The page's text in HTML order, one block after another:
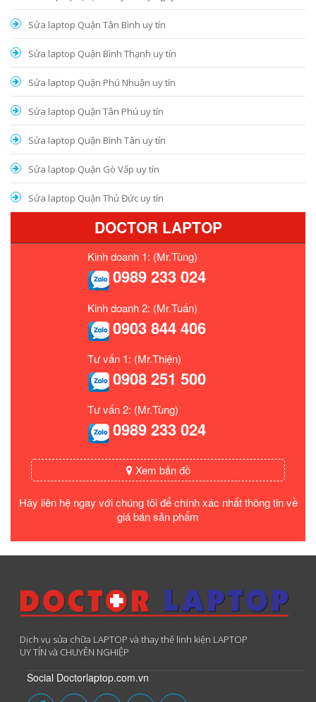
Sửa laptop Quận Tân Bình uy tín
Sửa laptop Quận Bình Thạnh uy tín
Sửa laptop Quận Phú Nhuận uy tín
Sửa laptop Quận Tân Phú uy tín
Sửa laptop Quận Bình Tân uy tín
Sửa laptop Quận Gò Vấp uy tín
Sửa laptop Quận Thủ Đức uy tín
DOCTOR LAPTOP
Kinh doanh 1: (Mr.Tùng)
0989 233 024
Kinh doanh 2: (Mr.Tuấn)
0903 844 406
Tư vấn 1: (Mr.Thiện)
0908 251 500
Tư vấn 2: (Mr.Tùng)
0989 233 024
Xem bản đồ
Hãy liên hệ ngay với chúng tôi để chính xác nhất thông tin về
giá bán sản phẩm
Dịch vụ sửa chữa LAPTOP và thay thế linh kiện LAPTOP
UY TÍN và CHUYÊN NGHIỆP
Social Doctorlaptop.com.vn